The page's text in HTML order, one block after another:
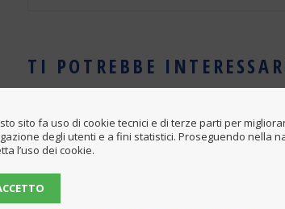
TI POTREBBE
sito fa uso di cookie tecnici e di terze parti per
degli utenti e a fini statistici. Proseguendo nella
l’uso dei cookie.